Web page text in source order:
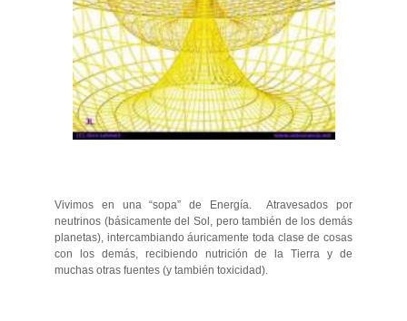
Vivimos en una “sopa” de Energía. Atravesados por
neutrinos (básicamente del Sol, pero también de los demás
planetas), intercambiando áuricamente toda clase de cosas
con los demás, recibiendo nutrición de la Tierra y de
muchas otras fuentes (y también toxicidad).